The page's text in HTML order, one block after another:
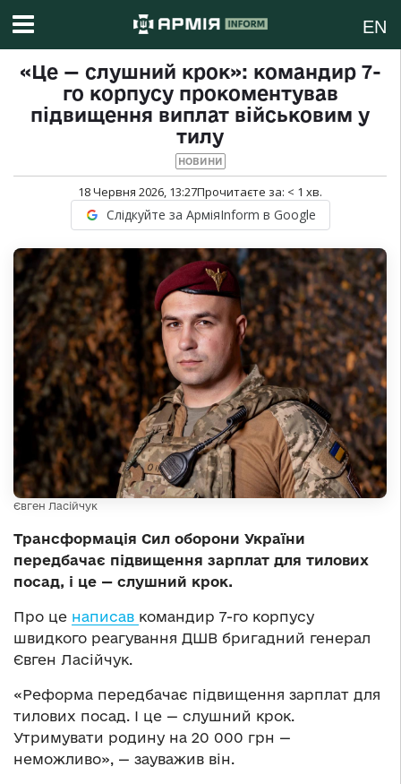
EN
«Це — слушний крок»: командир 7-
го корпусу прокоментував
підвищення виплат військовим у
тилу
НОВИНИ
18 Червня 2026, 13:27Прочитаєте за: < 1 хв.
Слідкуйте за АрміяInform в Google
Євген Ласійчук
Трансформація Сил оборони України
передбачає підвищення зарплат для тилових
посад, і це — слушний крок.
Про це написав командир 7-го корпусу
швидкого реагування ДШВ бригадний генерал
Євген Ласійчук.
«Реформа передбачає підвищення зарплат для
тилових посад. І це — слушний крок.
Утримувати родину на 20 000 грн —
неможливо», — зауважив він.